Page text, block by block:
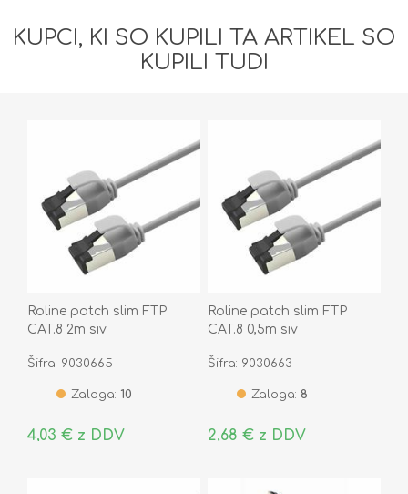
KUPCI, KI SO KUPILI TA ARTIKEL SO
KUPILI TUDI
Roline patch slim FTP
CAT.8 2m siv
Šifra: 9030665
Zaloga: 10
4,03 € z DDV
Roline patch slim FTP
CAT.8 0,5m siv
Šifra: 9030663
Zaloga: 8
2,68 € z DDV